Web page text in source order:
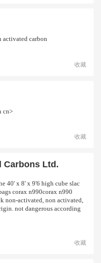
activated carbon
收藏
cn>
收藏
Carbons Ltd.
40' x 8' x 9'6 high cube slac
corax n990corax n990
non-activated, non activated,
not dangerous according
收藏